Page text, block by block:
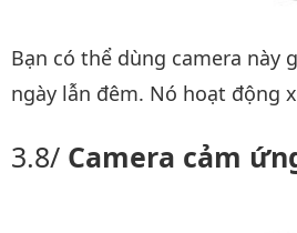
Bạn có thể dùng camera này
ngày lẫn đêm. Nó hoạt động
Camera cảm